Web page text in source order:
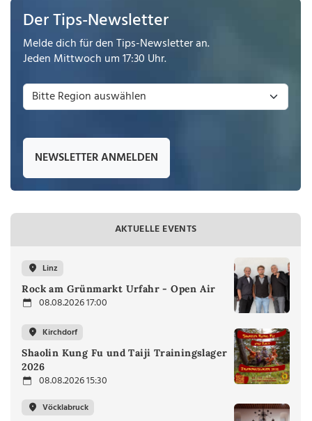
Der Tips-Newsletter
Melde dich für den Tips-Newsletter an.
Jeden Mittwoch um 17:30 Uhr.
NEWSLETTER ANMELDEN
AKTUELLE EVENTS
Linz
Rock am Grünmarkt Urfahr - Open Air
08.08.2026 17:00
Kirchdorf
Shaolin Kung Fu und Taiji Trainingslager
2026
08.08.2026 15:30
Vöcklabruck